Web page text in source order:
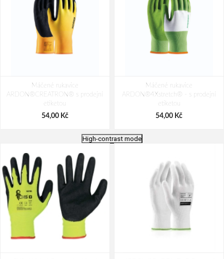
Máčené rukavice
ARDON®CREATRON® s prodejní
etiketou
54,00 Kč
Máčené rukavice
ARDON®4Xstretch® - s prodejní
etiketou
54,00 Kč
High-contrast mode